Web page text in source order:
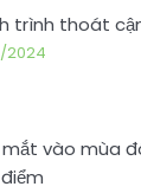
trình thoát cận
2024
mắt vào mùa